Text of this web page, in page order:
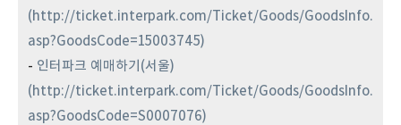
(http://ticket.interpark.com/Ticket/Goods/GoodsInfo.
asp?GoodsCode=15003745)
- 인터파크 예매하기(서울)
(http://ticket.interpark.com/Ticket/Goods/GoodsInfo.
asp?GoodsCode=S0007076)